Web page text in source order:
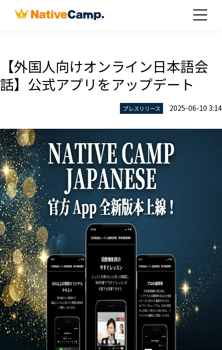
【外国人向けオンライン日本語会
話】公式アプリをアップデート
プレスリリース 2025-06-10 3:14